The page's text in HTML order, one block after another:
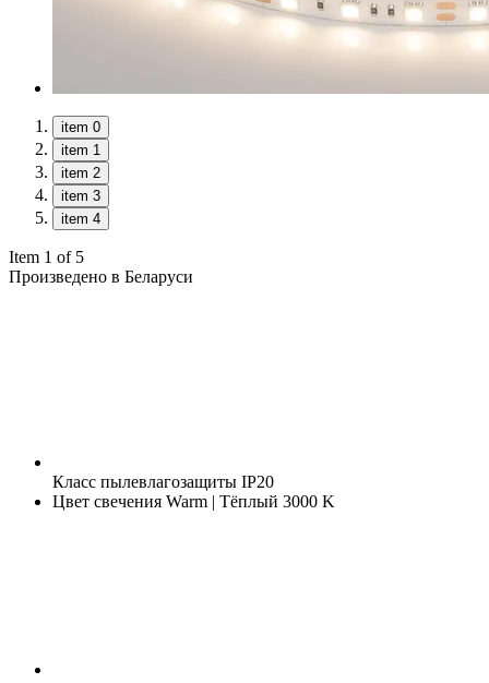
item 0
item 1
item 2
item 3
item 4
Item 1 of 5
Произведено в Беларуси
Класс пылевлагозащиты IP20
Цвет свечения Warm | Тёплый 3000 K